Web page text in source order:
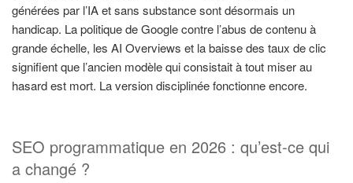
générées par l’IA et sans substance sont désormais un
handicap. La politique de Google contre l’abus de contenu à
grande échelle, les AI Overviews et la baisse des taux de clic
signifient que l’ancien modèle qui consistait à tout miser au
hasard est mort. La version disciplinée fonctionne encore.
SEO programmatique en 2026 : qu’est-ce qui
a changé ?